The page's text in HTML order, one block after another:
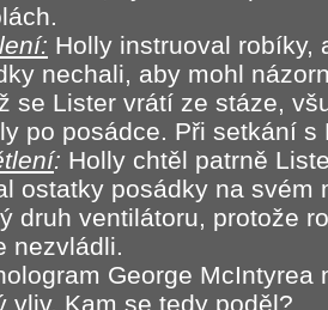
Holly instruoval robíky,
nechali, aby mohl
se Lister vrátí ze stáze,
po posádce. Při setkání
: Holly chtěl patrně
ostatky posádky na
druh ventilátoru, protože
nezvládli.
George
vliv. Kam se tedy poděl?